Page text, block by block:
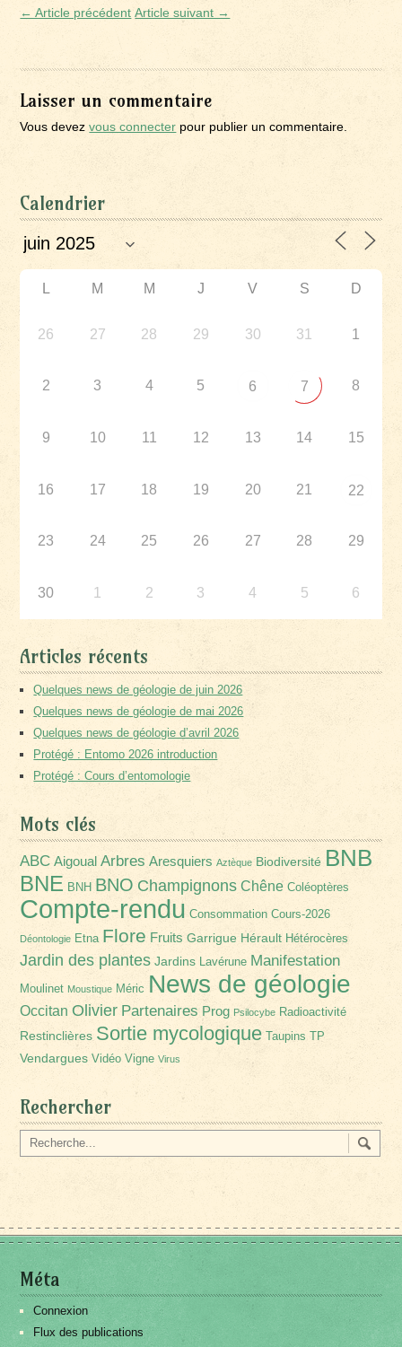
← Article précédent Article suivant →
Laisser un commentaire
Vous devezvous connecter pour publier un commentaire.
Calendrier
L M M J V S D
26 27 28 29 30 31 1
2 3 4 5 6 7 8
9 10 11 12 13 14 15
16 17 18 19 20 21 22
23 24 25 26 27 28 29
30 1 2 3 4 5 6
Articles récents
Quelques news de géologie de juin 2026
Quelques news de géologie de mai 2026
Quelques news de géologie d’avril 2026
Protégé : Entomo 2026 introduction
Protégé : Cours d’entomologie
Mots clés
ABC Aigoual Arbres Aresquiers Aztèque Biodiversité BNB
BNE BNH BNO Champignons Chêne Coléoptères
Compte-rendu Consommation Cours-2026
Déontologie Etna Flore Fruits Garrigue Hérault Hétérocères
Jardin des plantes Jardins Lavérune Manifestation
Moulinet Moustique Méric News de géologie
Occitan Olivier Partenaires Prog Psilocybe Radioactivité
Restinclières Sortie mycologique Taupins TP
Vendargues Vidéo Vigne Virus
Rechercher
Méta
Connexion
Flux des publications